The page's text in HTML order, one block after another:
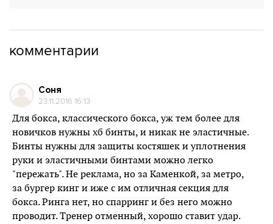
комментарии
Соня
23.11.2016 16:13
Для бокса, классического бокса, уж тем более для
новичков нужны хб бинты, и никак не эластичные.
Бинты нужны для защиты костяшек и уплотнения
руки и эластичными бинтами можно легко
"пережать". Не реклама, но за Каменкой, за метро,
за бургер кинг и иже с им отличная секция для
бокса. Ринга нет, но спарринг и без него можно
проводит. Тренер отменный, хорошо ставит удар.